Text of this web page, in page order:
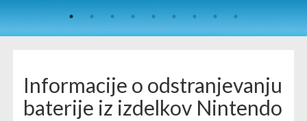
Informacije o odstranjevanju
baterije iz izdelkov Nintendo